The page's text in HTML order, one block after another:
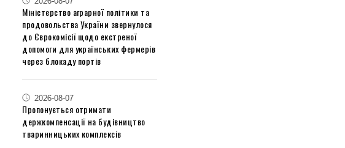
Міністерство аграрної політики та
продовольства України звернулося
до Єврокомісії щодо екстреної
допомоги для українських фермерів
через блокаду портів
2026-08-07
Пропонується отримати
держкомпенсації на будівництво
тваринницьких комплексів